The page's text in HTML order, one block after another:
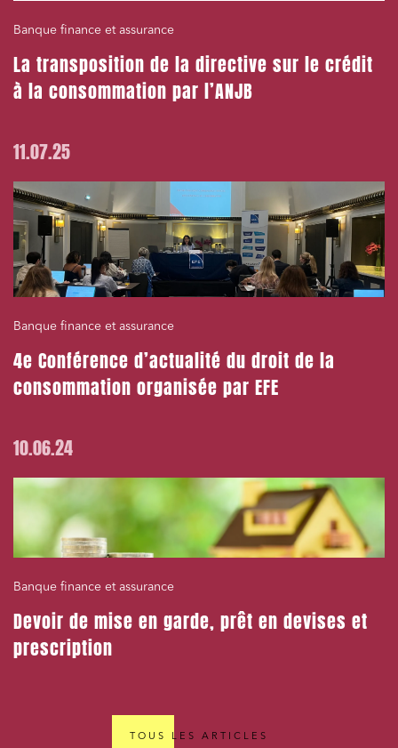
Banque finance et assurance
La transposition de la directive sur le crédit
à la consommation par l’ANJB
11.07.25
Banque finance et assurance
4e Conférence d’actualité du droit de la
consommation organisée par EFE
10.06.24
Banque finance et assurance
Devoir de mise en garde, prêt en devises et
prescription
TOUS LES ARTICLES